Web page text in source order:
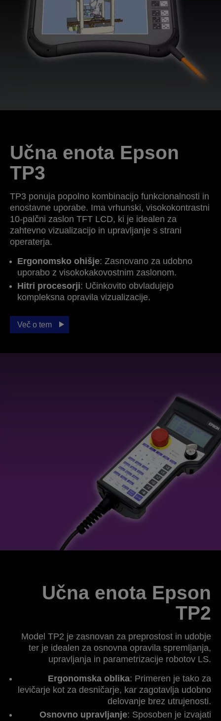
Učna enota Epson
TP3
TP3 ponuja popolno kombinacijo funkcionalnosti in
enostavne uporabe. Ima vrhunski, visokokontrastni
10-palčni zaslon TFT LCD, ki je idealen za
zahtevno vizualizacijo in upravljanje s strani
operaterja.
Ergonomsko ohišje: Zasnovano za udobno
uporabo z visokokakovostnim zaslonom.
Hitri procesorji: Učinkovito obvladujejo
kompleksna opravila vizualizacije.
Več o tem
Učna enota Epson
TP2
Model TP2 je zasnovan za preprostost in udobje
ter je idealen za osnovna opravila spremljanja,
upravljanja in parametrizacije robotov LS.
Ergonomska oblika: Primeren je tako za
levičarje kot za desničarje, kar zagotavlja udobno
delovanje brez utrujenosti.
Osnovno upravljanje: Sposoben je izvajati